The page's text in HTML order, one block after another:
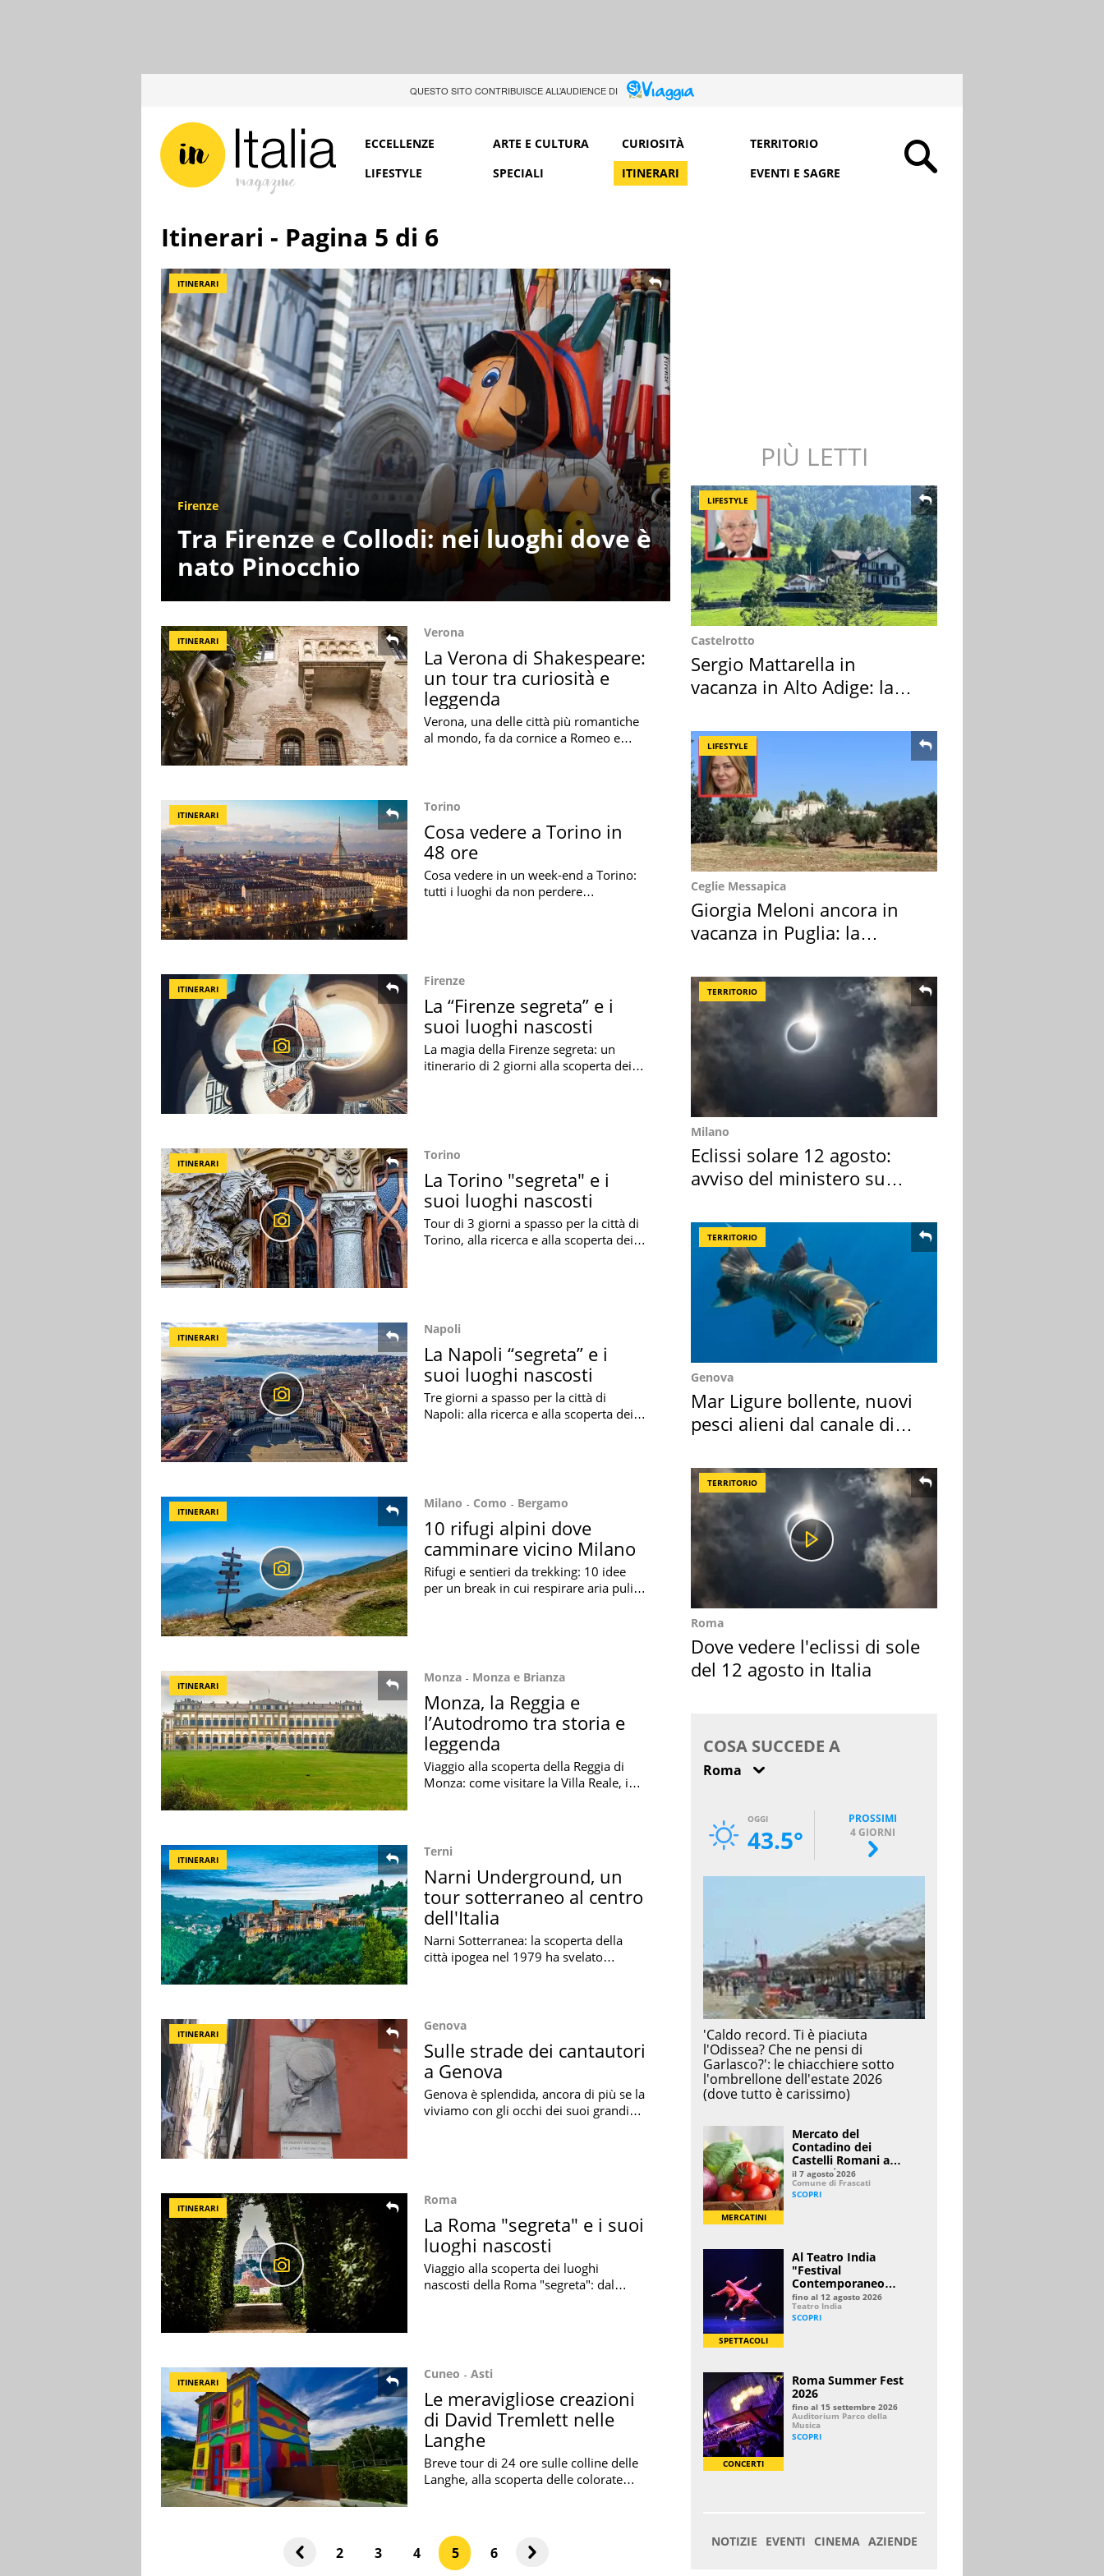
QUESTO SITO CONTRIBUISCE ALL’AUDIENCE DI
ECCELLENZE ARTE E CULTURA CURIOSITÀ
TERRITORIO
LIFESTYLE
SPECIALI ITINERARI EVENTI E SAGRE
Itinerari - Pagina 5 di 6
ITINERARI
Firenze
Tra Firenze e Collodi: nei luoghi dove è
nato Pinocchio
ITINERARI
Verona
La Verona di Shakespeare:
un tour tra curiosità e
leggenda
Verona, una delle città più romantiche
al mondo, fa da cornice a Romeo e
ITINERARI
Torino
Cosa vedere a Torino in
48 ore
Cosa vedere in un week-end a Torino:
tutti i luoghi da non perdere
ITINERARI
Firenze
La “Firenze segreta” e i
suoi luoghi nascosti
La magia della Firenze segreta: un
itinerario di 2 giorni alla scoperta dei
ITINERARI
Torino
La Torino "segreta" e i
suoi luoghi nascosti
Tour di 3 giorni a spasso per la città di
Torino, alla ricerca e alla scoperta dei
ITINERARI
Napoli
La Napoli “segreta” e i
suoi luoghi nascosti
Tre giorni a spasso per la città di
Napoli: alla ricerca e alla scoperta dei
ITINERARI
Milano Como Bergamo
10 rifugi alpini dove
camminare vicino Milano
Rifugi e sentieri da trekking: 10 idee
per un break in cui respirare aria pulita
ITINERARI
Monza Monza e Brianza
Monza, la Reggia e
l’Autodromo tra storia e
leggenda
Viaggio alla scoperta della Reggia di
Monza: come visitare la Villa Reale, i
ITINERARI
Terni
Narni Underground, un
tour sotterraneo al centro
dell'Italia
Narni Sotterranea: la scoperta della
città ipogea nel 1979 ha svelato
ITINERARI
Genova
Sulle strade dei cantautori
a Genova
Genova è splendida, ancora di più se la
viviamo con gli occhi dei suoi grandi
ITINERARI
Roma
La Roma "segreta" e i suoi
luoghi nascosti
Viaggio alla scoperta dei luoghi
nascosti della Roma "segreta": dal
ITINERARI
Cuneo Asti
Le meravigliose creazioni
di David Tremlett nelle
Langhe
Breve tour di 24 ore sulle colline delle
Langhe, alla scoperta delle colorate
2 3 4 5 6
PIÙ LETTI
LIFESTYLE
Castelrotto
Sergio Mattarella in
vacanza in Alto Adige: la
LIFESTYLE
Ceglie Messapica
Giorgia Meloni ancora in
vacanza in Puglia: la
TERRITORIO
Milano
Eclissi solare 12 agosto:
avviso del ministero su
TERRITORIO
Genova
Mar Ligure bollente, nuovi
pesci alieni dal canale di
TERRITORIO
Roma
Dove vedere l'eclissi di sole
del 12 agosto in Italia